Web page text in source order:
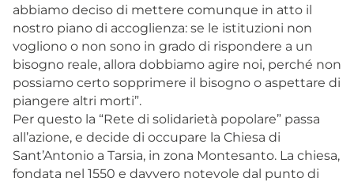
abbiamo deciso di mettere comunque in atto il
nostro piano di accoglienza: se le istituzioni non
vogliono o non sono in grado di rispondere a un
bisogno reale, allora dobbiamo agire noi, perché non
possiamo certo sopprimere il bisogno o aspettare di
piangere altri morti”.
Per questo la “Rete di solidarietà popolare” passa
all’azione, e decide di occupare la Chiesa di
Sant’Antonio a Tarsia, in zona Montesanto. La chiesa,
fondata nel 1550 e davvero notevole dal punto di